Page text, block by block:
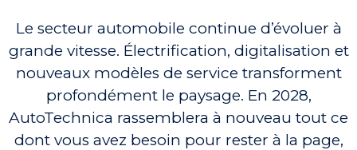
Le secteur automobile continue d’évoluer à
grande vitesse. Électrification, digitalisation et
nouveaux modèles de service transforment
profondément le paysage. En 2028,
AutoTechnica rassemblera à nouveau tout ce
dont vous avez besoin pour rester à la page,